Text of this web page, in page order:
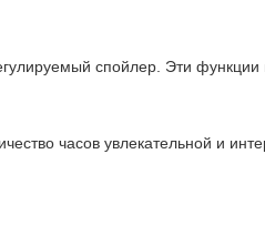
спойлер. Эти функции
часов увлекательной и